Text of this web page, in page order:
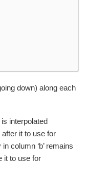
down) along each
is interpolated
it to use for
column ‘b’ remains
it to use for